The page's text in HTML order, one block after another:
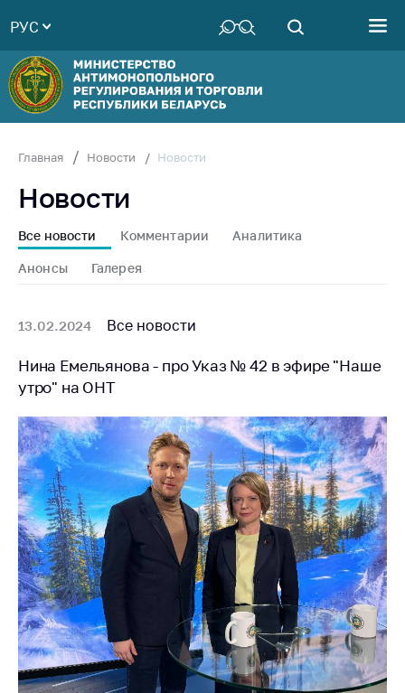
Руководство
Структура
Министерства
Территориальные
Законодательство
Антикоррупционная
деятельность
совет
Соискателям
Награждения
Белорусская
универсальная
товарная биржа
Общественная
жизнь
Идеологическая
работа
Официальные
геральдические
символы
5 лет МАРТ
РУС
Главная Новости Новости
Новости
Все новости Комментарии Аналитика
Анонсы Галерея
13.02.2024 Все новости
Нина Емельянова - про Указ № 42 в эфире "Наше
утро" на ОНТ